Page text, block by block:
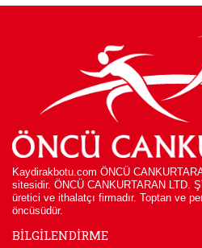
Kaydirakbotu.com ÖNCÜ
sitesidir. ÖNCÜ CANKURTARAN LTD.
üretici ve ithalatçı firmadır. Toptan ve
öncüsüdür.
BİLGİLENDİRME